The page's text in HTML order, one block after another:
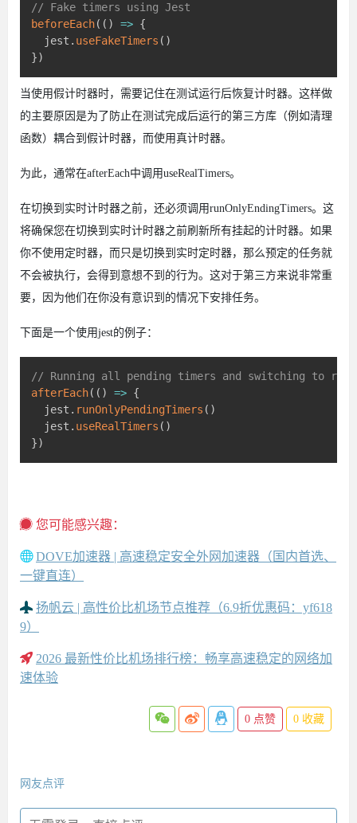
// Fake timers using Jest
beforeEach( ( ) => {
  jest
. useFakeTimers ( )
})
当使用假计时器时，需要记住在测试运行后恢复计时器。这样做
的主要原因是为了防止在测试完成后运行的第三方库（例如清理
函数）耦合到假计时器，而使用真计时器。
为此，通常在afterEach中调用useRealTimers。
在切换到实时计时器之前，还必须调用runOnlyEndingTimers。这
将确保您在切换到实时计时器之前刷新所有挂起的计时器。如果
你不使用定时器，而只是切换到实时定时器，那么预定的任务就
不会被执行，会得到意想不到的行为。这对于第三方来说非常重
要，因为他们在你没有意识到的情况下安排任务。
下面是一个使用jest的例子：
// Running all pending timers and switching to
afterEach( ( ) => {
  jest
. runOnlyPendingTimers ( )
  jest
. useRealTimers ( )
})
您可能感兴趣：
DOVE加速器 | 高速稳定安全外网加速器（国内首选、
一键直连）
扬帆云 | 高性价比机场节点推荐（6.9折优惠码：yf618
9）
2026 最新性价比机场排行榜：畅享高速稳定的网络加
速体验
0 点赞 0 收藏
网友点评